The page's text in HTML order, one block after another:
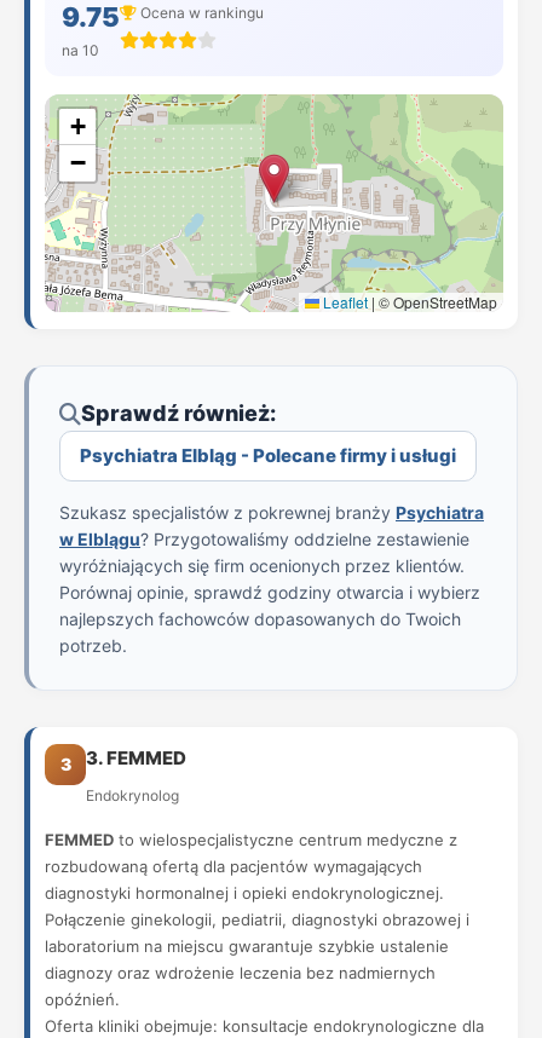
9.75
na 10
Ocena w rankingu
+
−
Leaflet | © OpenStreetMap
Sprawdź również:
Psychiatra Elbląg - Polecane firmy i usługi
Szukasz specjalistów z pokrewnej branży Psychiatra
w Elblągu? Przygotowaliśmy oddzielne zestawienie
wyróżniających się firm ocenionych przez klientów.
Porównaj opinie, sprawdź godziny otwarcia i wybierz
najlepszych fachowców dopasowanych do Twoich
potrzeb.
3 3. FEMMED
Endokrynolog
FEMMED to wielospecjalistyczne centrum medyczne z
rozbudowaną ofertą dla pacjentów wymagających
diagnostyki hormonalnej i opieki endokrynologicznej.
Połączenie ginekologii, pediatrii, diagnostyki obrazowej i
laboratorium na miejscu gwarantuje szybkie ustalenie
diagnozy oraz wdrożenie leczenia bez nadmiernych
opóźnień.
Oferta kliniki obejmuje: konsultacje endokrynologiczne dla